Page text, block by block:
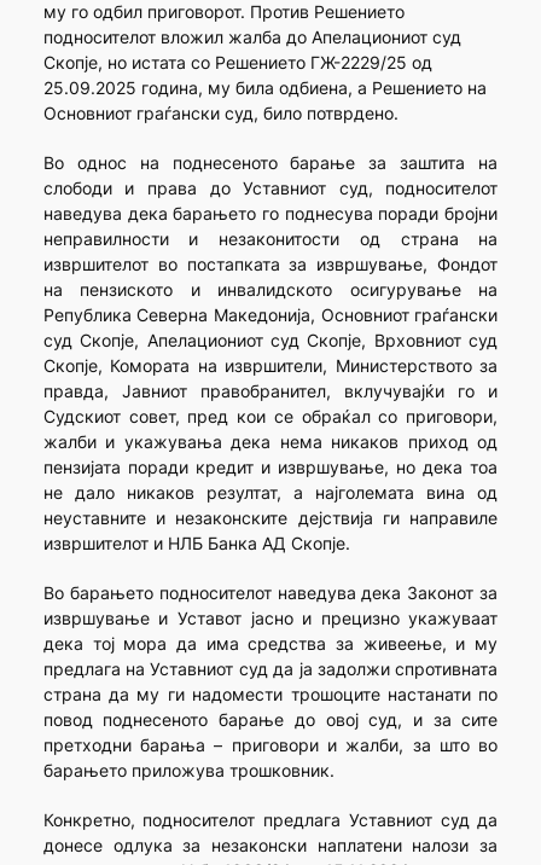
му го одбил приговорот. Против Решението
подносителот вложил жалба до Апелациониот суд
Скопје, но истата со Решението ГЖ-2229/25 од
25.09.2025 година, му била одбиена, а Решението на
Основниот граѓански суд, било потврдено.
Во однос на поднесеното барање за заштита на
слободи и права до Уставниот суд, подносителот
наведува дека барањето го поднесува поради бројни
неправилности и незаконитости од страна на
извршителот во постапката за извршување, Фондот
на пензиското и инвалидското осигурување на
Република Северна Македонија, Основниот граѓански
суд Скопје, Апелациониот суд Скопје, Врховниот суд
Скопје, Комората на извршители, Министерството за
правда, Јавниот правобранител, вклучувајќи го и
Судскиот совет, пред кои се обраќал со приговори,
жалби и укажувања дека нема никаков приход од
пензијата поради кредит и извршување, но дека тоа
не дало никаков резултат, а најголемата вина од
неуставните и незаконските дејствија ги направиле
извршителот и НЛБ Банка АД Скопје.
Во барањето подносителот наведува дека Законот за
извршување и Уставот јасно и прецизно укажуваат
дека тој мора да има средства за живеење, и му
предлага на Уставниот суд да ја задолжи спротивната
страна да му ги надомести трошоците настанати по
повод поднесеното барање до овој суд, и за сите
претходни барања – приговори и жалби, за што во
барањето приложува трошковник.
Конкретно, подносителот предлага Уставниот суд да
донесе одлука за незаконски наплатени налози за